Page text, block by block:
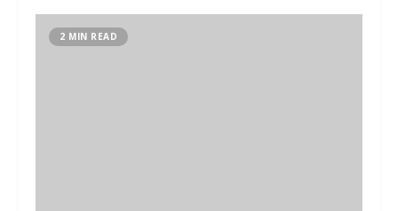
2 MIN READ